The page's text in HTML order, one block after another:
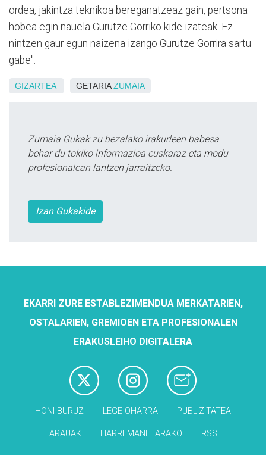
ordea, jakintza teknikoa bereganatzeaz gain, pertsona
hobea egin nauela Gurutze Gorriko kide izateak. Ez
nintzen gaur egun naizena izango Gurutze Gorrira sartu
gabe".
GIZARTEA GETARIAZUMAIA
Zumaia Gukak zu bezalako irakurleen babesa
behar du tokiko informazioa euskaraz eta modu
profesionalean lantzen jarraitzeko.
Izan Gukakide
EKARRI ZURE ESTABLEZIMENDUA MERKATARIEN,
OSTALARIEN, GREMIOEN ETA PROFESIONALEN
ERAKUSLEIHO DIGITALERA
HONI BURUZ LEGE OHARRA PUBLIZITATEA
ARAUAK HARREMANETARAKO RSS